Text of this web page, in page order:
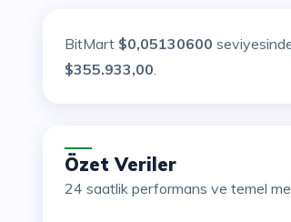
BitMart $0,05130600
$355.933,00.
Özet Veriler
24 saatlik performans ve temel